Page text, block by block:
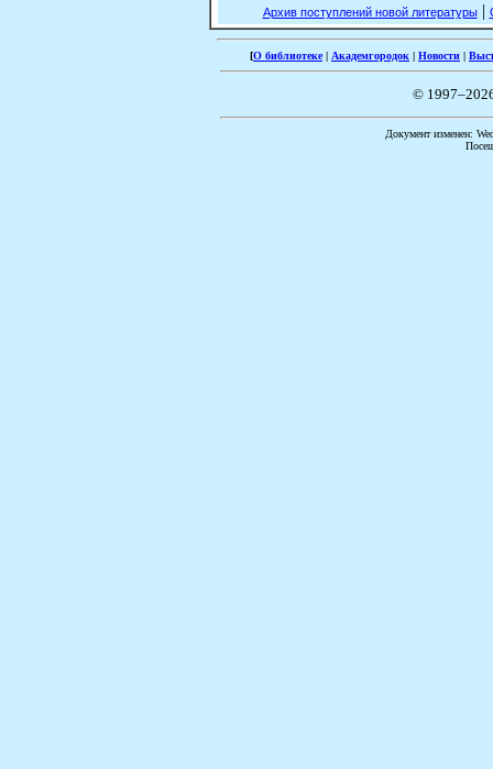
Архив поступлений новой литературы|
[О библиотеке| Академгородок | Новости |
©
Документ изменен: